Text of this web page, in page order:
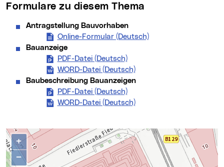
Formulare zu diesem Thema
Antragstellung Bauvorhaben
Online-Formular (Deutsch)(neues Fenster)
Bauanzeige
PDF-Datei (Deutsch)Bauanzeige (neues Fenster)
WORD-Datei (Deutsch)Bauanzeige (neues
Baubeschreibung Bauanzeigen
PDF-Datei (Deutsch)Baubeschreibung
WORD-Datei (Deutsch)Baubeschreibung
Kontakte
Karte überspringen
+
−